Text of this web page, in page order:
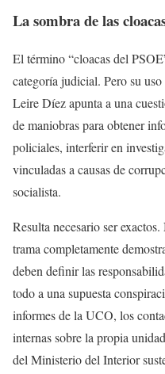
La sombra de las
El término “cloacas del
categoría judicial. Pero su
Leire Díez apunta a una
de maniobras para obtener
policiales, interferir en
vinculadas a causas de
socialista.
Resulta necesario ser
trama completamente
deben definir las
todo a una supuesta
informes de la UCO, los
internas sobre la propia
del Ministerio del Interior